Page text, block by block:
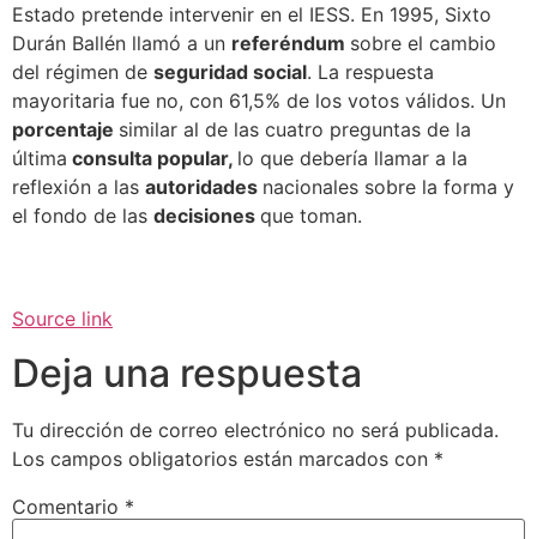
Estado pretende intervenir en el IESS. En 1995, Sixto
Durán Ballén llamó a un referéndum sobre el cambio
del régimen de seguridad social. La respuesta
mayoritaria fue no, con 61,5% de los votos válidos. Un
porcentaje similar al de las cuatro preguntas de la
última consulta popular, lo que debería llamar a la
reflexión a las autoridades nacionales sobre la forma y
el fondo de las decisiones que toman.
Source link
Deja una respuesta
Tu dirección de correo electrónico no será publicada.
Los campos obligatorios están marcados con *
Comentario *